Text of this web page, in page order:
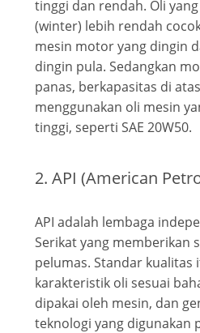
tinggi dan rendah. Oli
(winter) lebih rendah
mesin motor yang dingin
dingin pula. Sedangkan
panas, berkapasitas di
menggunakan oli mesin
tinggi, seperti SAE 20W50.
2. API (American
API adalah lembaga
Serikat yang memberikan
pelumas. Standar kualitas
karakteristik oli sesuai
dipakai oleh mesin, dan
teknologi yang digunakan